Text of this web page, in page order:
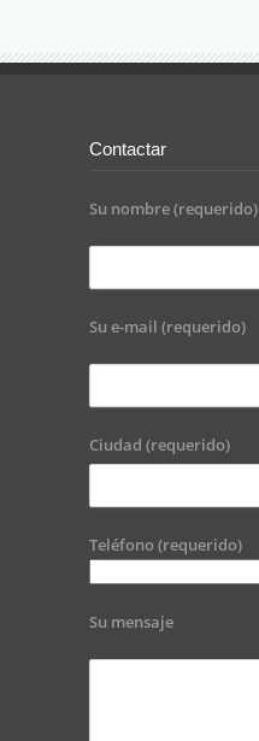
Contactar
Su nombre (requerido)
Su e-mail (requerido)
Ciudad (requerido)
Teléfono (requerido)
Su mensaje